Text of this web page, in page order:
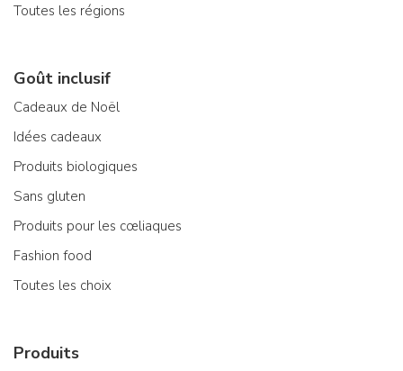
Toutes les régions
Goût inclusif
Cadeaux de Noël
Idées cadeaux
Produits biologiques
Sans gluten
Produits pour les cœliaques
Fashion food
Toutes les choix
Produits